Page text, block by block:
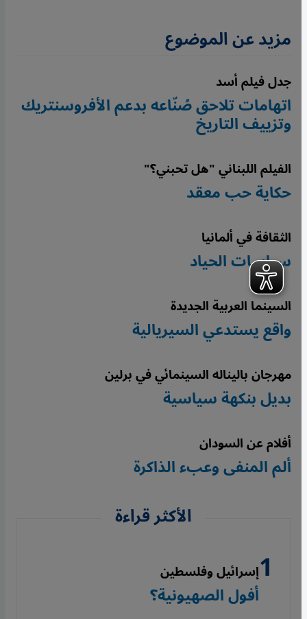
مزيد عن الموضوع
جدل فيلم أسد
اتهامات تلاحق صُنّاعه بدعم الأفروسنتريك
وتزييف التاريخ
الفيلم اللبناني "هل تحبني؟"
حكاية حب معقد
الثقافة في ألمانيا
سياسات الحياد
السينما العربية الجديدة
واقع يستدعي السيريالية
مهرجان باليناله السينمائي في برلين
بديل بنكهة سياسية
أفلام عن السودان
ألم المنفى وعبء الذاكرة
الأكثر قراءة
إسرائيل وفلسطين
أفول الصهيونية؟